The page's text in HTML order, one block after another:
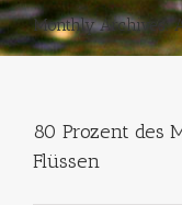
Monthly Archives:
80 Prozent des
Flüssen